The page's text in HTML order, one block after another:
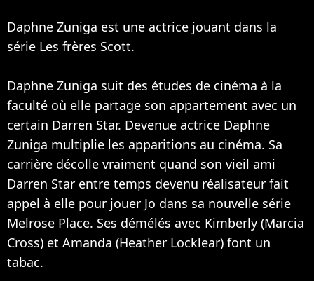
Daphne Zuniga est une actrice jouant dans la
série Les frères Scott.
Daphne Zuniga suit des études de cinéma à la
faculté où elle partage son appartement avec un
certain Darren Star. Devenue actrice Daphne
Zuniga multiplie les apparitions au cinéma. Sa
carrière décolle vraiment quand son vieil ami
Darren Star entre temps devenu réalisateur fait
appel à elle pour jouer Jo dans sa nouvelle série
Melrose Place. Ses démélés avec Kimberly (Marcia
Cross) et Amanda (Heather Locklear) font un
tabac.